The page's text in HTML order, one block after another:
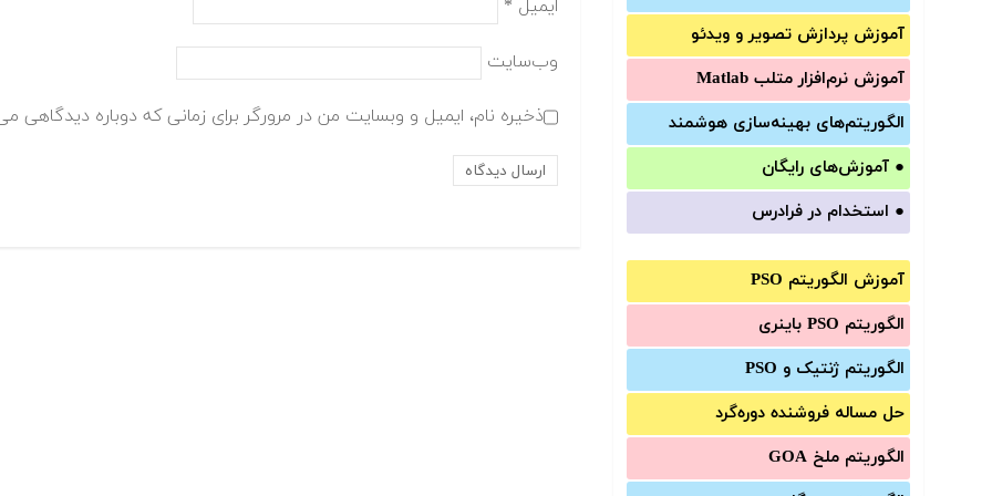
آموزش‌ پردازش تصویر و ویدئو
آموزش‌ نرم‌افزار متلب Matlab
الگوریتم‌های بهینه‌سازی هوشمند
● آموزش‌های رایگان
● استخدام در فرادرس
آموزش الگوریتم PSO
الگوریتم PSO باینری
الگوریتم ژنتیک و PSO
حل مساله فروشنده دوره‌گرد
الگوریتم ملخ GOA
ایمیل *
وب‌سایت
ذخیره نام، ایمیل و وبسایت من در مرورگر برای زمانی که دوباره دیدگاهی